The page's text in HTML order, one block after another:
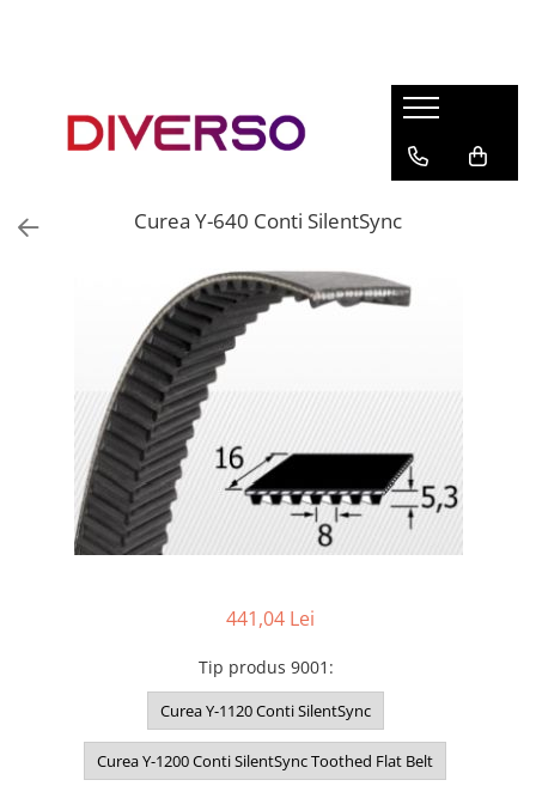
ASA
MULTIMATERIAL
Curea Y-640 Conti SilentSync
441,04 Lei
Tip produs 9001 :
Curea Y-1120 Conti SilentSync
Curea Y-1200 Conti SilentSync Toothed Flat Belt